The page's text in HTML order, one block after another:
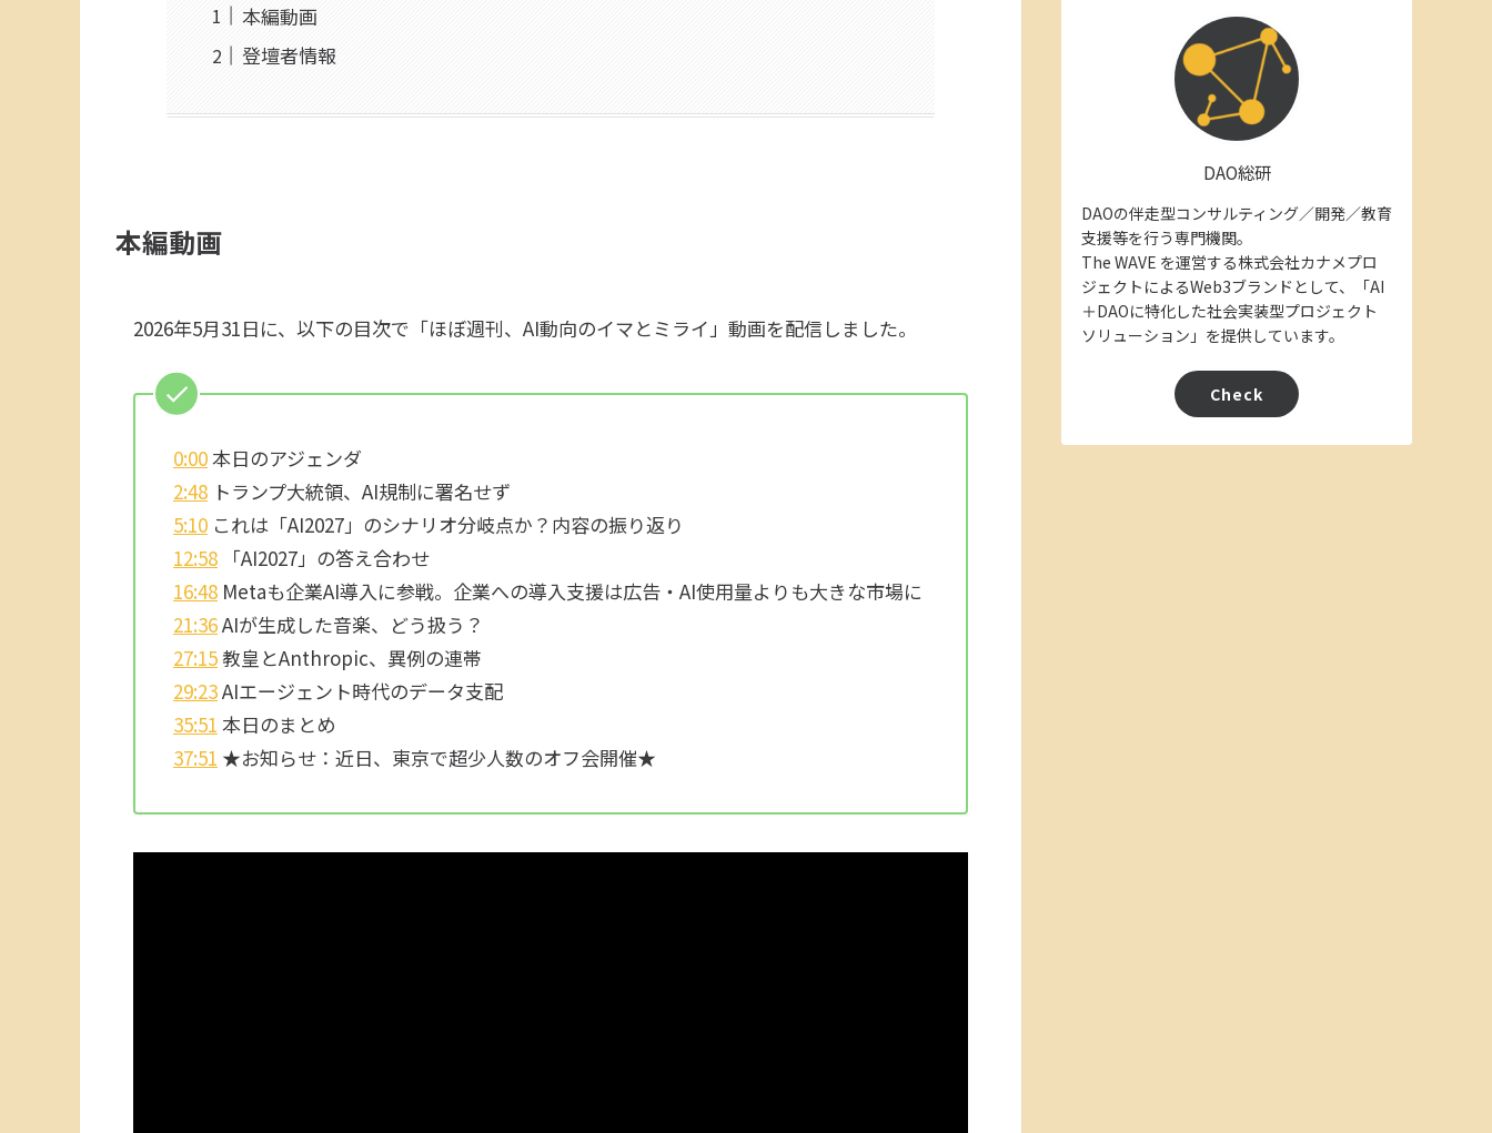
本編動画
登壇者情報
本編動画
2026年5月31日に、以下の目次で「ほぼ週刊、AI動向のイマとミライ」動画を配信しました。
0:00本日のアジェンダ
2:48 トランプ大統領、AI規制に署名せず
5:10 これは「AI2027」のシナリオ分岐点か？内容の振り返り
12:58 「AI2027」の答え合わせ
16:48 Metaも企業AI導入に参戦。企業への導入支援は広告・AI使用量よりも大きな市場に
21:36AIが生成した音楽、どう扱う？
27:15教皇とAnthropic、異例の連帯
29:23AIエージェント時代のデータ支配
35:51 本日のまとめ
37:51 ★お知らせ：近日、東京で超少人数のオフ会開催★
DAO総研
DAOの伴走型コンサルティング／開発／教育
支援等を行う専門機関。
The WAVE を運営する株式会社カナメプロ
ジェクトによるWeb3ブランドとして、「AI
＋DAOに特化した社会実装型プロジェクト
ソリューション」を提供しています。
Check